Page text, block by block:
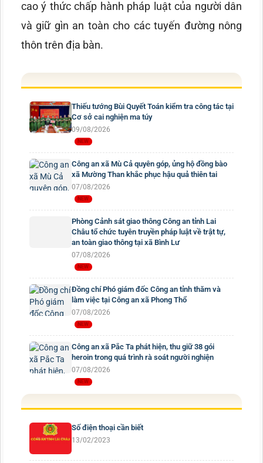
cao ý thức chấp hành pháp luật của người dân
và giữ gìn an toàn cho các tuyến đường nông
thôn trên địa bàn.
Thiếu tướng Bùi Quyết Toán kiểm tra công tác tại
Cơ sở cai nghiện ma túy
09/08/2026
Công an xã Mù Cả quyên góp, ủng hộ đồng bào
xã Mường Than khắc phục hậu quả thiên tai
07/08/2026
Phòng Cảnh sát giao thông Công an tỉnh Lai
Châu tổ chức tuyên truyền pháp luật về trật tự,
an toàn giao thông tại xã Bình Lư
07/08/2026
Đồng chí Phó giám đốc Công an tỉnh thăm và
làm việc tại Công an xã Phong Thổ
07/08/2026
Công an xã Pắc Ta phát hiện, thu giữ 38 gói
heroin trong quá trình rà soát người nghiện
07/08/2026
Số điện thoại cần biết
13/02/2023